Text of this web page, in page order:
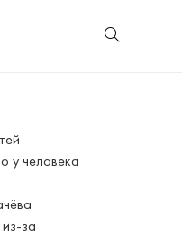
у человека
за